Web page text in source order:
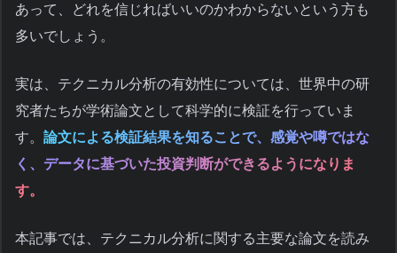
あって、どれを信じればいいのかわからないという方も
多いでしょう。
実は、テクニカル分析の有効性については、世界中の研
究者たちが学術論文として科学的に検証を行っていま
す。 論文による検証結果を知ることで、感覚や噂ではな
く、データに基づいた投資判断ができるようになりま
す。
本記事では、テクニカル分析に関する主要な論文を読み